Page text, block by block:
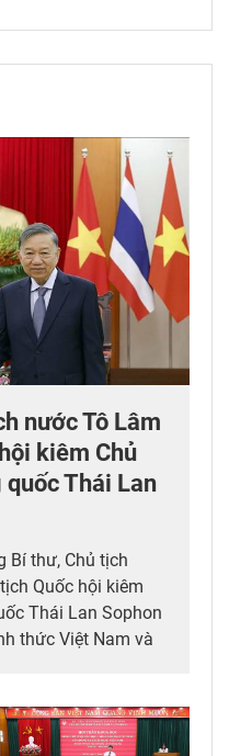
nước Tô Lâm
kiêm Chủ
Thái Lan
Bí thư, Chủ tịch
Quốc hội kiêm
Thái Lan Sophon
thức Việt Nam và